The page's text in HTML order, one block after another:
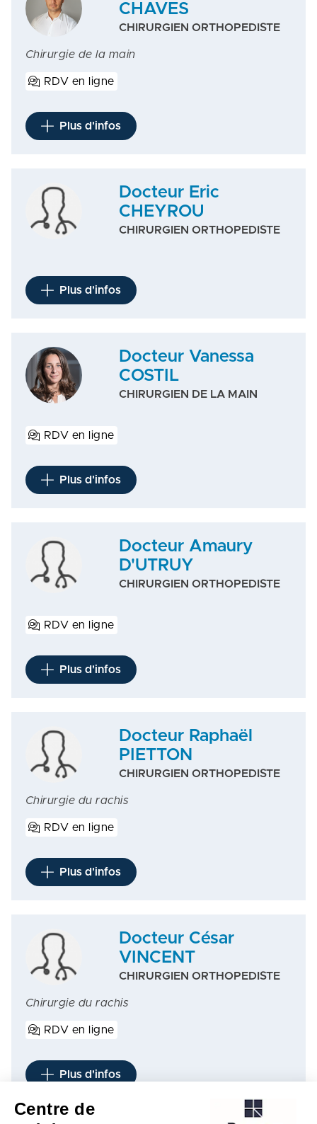
CHAVES
CHIRURGIEN ORTHOPEDISTE
Chirurgie de la main
RDV en ligne
Plus d'infos
Docteur Eric
CHEYROU
CHIRURGIEN ORTHOPEDISTE
Plus d'infos
Docteur Vanessa
COSTIL
CHIRURGIEN DE LA MAIN
RDV en ligne
Plus d'infos
Docteur Amaury
D'UTRUY
CHIRURGIEN ORTHOPEDISTE
RDV en ligne
Plus d'infos
Docteur Raphaël
PIETTON
CHIRURGIEN ORTHOPEDISTE
Chirurgie du rachis
RDV en ligne
Plus d'infos
Docteur César
VINCENT
CHIRURGIEN ORTHOPEDISTE
Chirurgie du rachis
RDV en ligne
Plus d'infos
Centre de